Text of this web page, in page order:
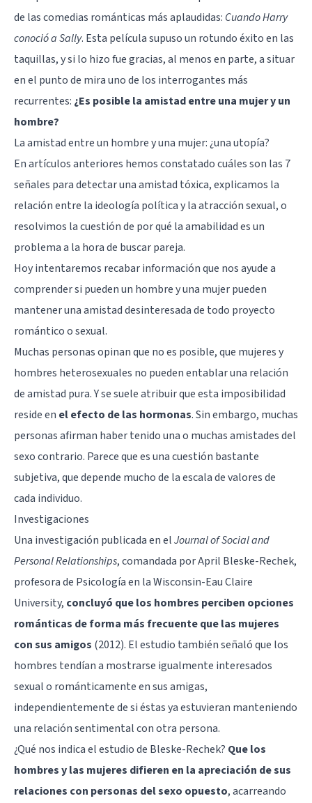
de las comedias románticas más aplaudidas: Cuando Harry
conoció a Sally. Esta película supuso un rotundo éxito en las
taquillas, y si lo hizo fue gracias, al menos en parte, a situar
en el punto de mira uno de los interrogantes más
recurrentes: ¿Es posible la amistad entre una mujer y un
hombre?
La amistad entre un hombre y una mujer: ¿una utopía?
En artículos anteriores hemos constatadocuáles son las 7
señales para detectar una amistad tóxica, explicamos la
relación entre la ideología política y la atracción sexual, o
resolvimos la cuestión de por qué la amabilidad es un
problema a la hora de buscar pareja.
Hoy intentaremos recabar información que nos ayude a
comprender si pueden un hombre y una mujer pueden
mantener una amistad desinteresada de todo proyecto
romántico o sexual.
Muchas personas opinan que no es posible, que mujeres y
hombres heterosexuales no pueden entablar una relación
de amistad pura. Y se suele atribuir que esta imposibilidad
reside en el efecto de las hormonas. Sin embargo, muchas
personas afirman haber tenido una o muchas amistades del
sexo contrario. Parece que es una cuestión bastante
subjetiva, que depende mucho de la escala de valores de
cada individuo.
Investigaciones
Una investigación publicada en elJournal of Social and
Personal Relationships, comandada por April Bleske-Rechek,
profesora de Psicología en la Wisconsin-Eau Claire
University, concluyó que los hombres perciben opciones
románticas de forma más frecuente que las mujeres
con sus amigos (2012). El estudio también señaló que los
hombres tendían a mostrarse igualmente interesados
sexual o románticamente en sus amigas,
independientemente de si éstas ya estuvieran manteniendo
una relación sentimental con otra persona.
¿Qué nos indica el estudio de Bleske-Rechek? Que los
hombres y las mujeres difieren en la apreciación de sus
relaciones con personas del sexo opuesto, acarreando